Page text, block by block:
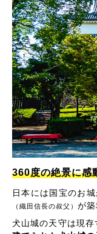
360度の絶景に感
日本には国宝のお
（織田信長の叔父） が築
犬山城の天守は現